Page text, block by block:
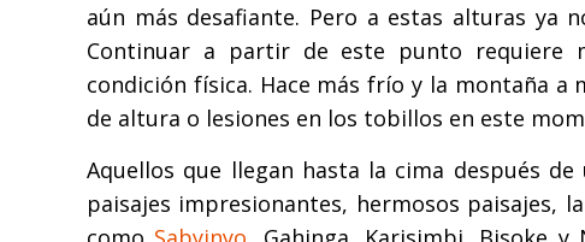
aún más desafiante. Pero a estas alturas ya
Continuar a partir de este punto requiere
condición física. Hace más frío y la montaña
de altura o lesiones en los tobillos en este
Aquellos que llegan hasta la cima después
paisajes impresionantes, hermosos paisajes,